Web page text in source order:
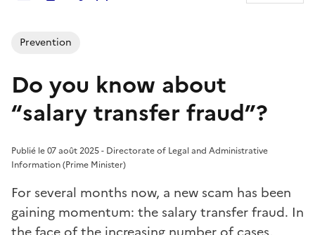
Prevention
Do you know about
“salary transfer fraud”?
Publié le 07 août 2025 - Directorate of Legal and Administrative
Information (Prime Minister)
For several months now, a new scam has been
gaining momentum: the salary transfer fraud. In